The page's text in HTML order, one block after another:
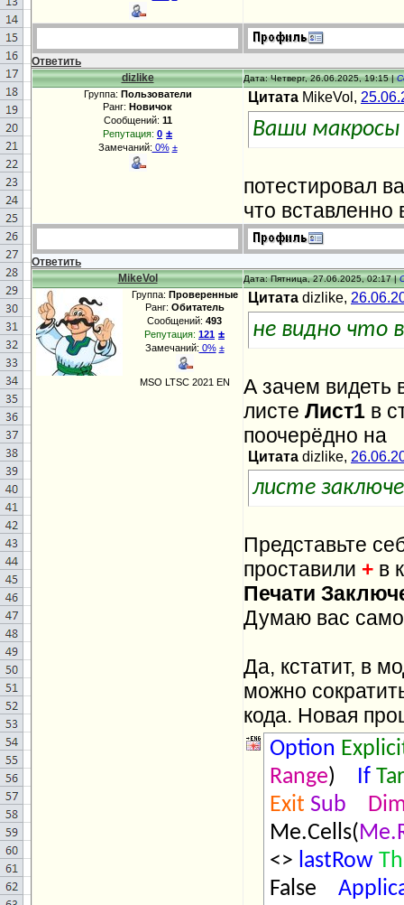
Ответить
dizlike
Дата: Четверг, 26.06.2025, 19:15 |
Группа: Пользователи
Ранг: Новичок
Сообщений: 11
Репутация: 0 ±
Замечаний: 0% ±
Цитата MikeVol,
Ваши макросы
потестировал
что вставленно
Ответить
MikeVol
Дата: Пятница, 27.06.2025, 02:17 |
Группа: Проверенные
Ранг: Обитатель
Сообщений: 493
Репутация: 121 ±
Замечаний: 0% ±
MSO LTSC 2021 EN
Цитата dizlike,
не видно что
А зачем видеть
листе Лист1 в
поочерёдно на
Цитата dizlike,
листе
Представьте
проставили + в
Печати
Думаю вас
Да, кстатит, в
можно
кода. Новая
Option
Range) If
Exit Sub
Me.Cells(
<> lastRow
False